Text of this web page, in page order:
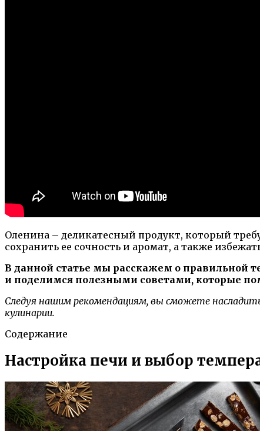
Оленина – деликатесный продукт, который
сохранить ее сочность и аромат, а также
В данной статье мы расскажем о правильной
и поделимся полезными советами, которые
Следуя нашим рекомендациям, вы сможете
кулинарии.
Содержание
Настройка печи и выбор